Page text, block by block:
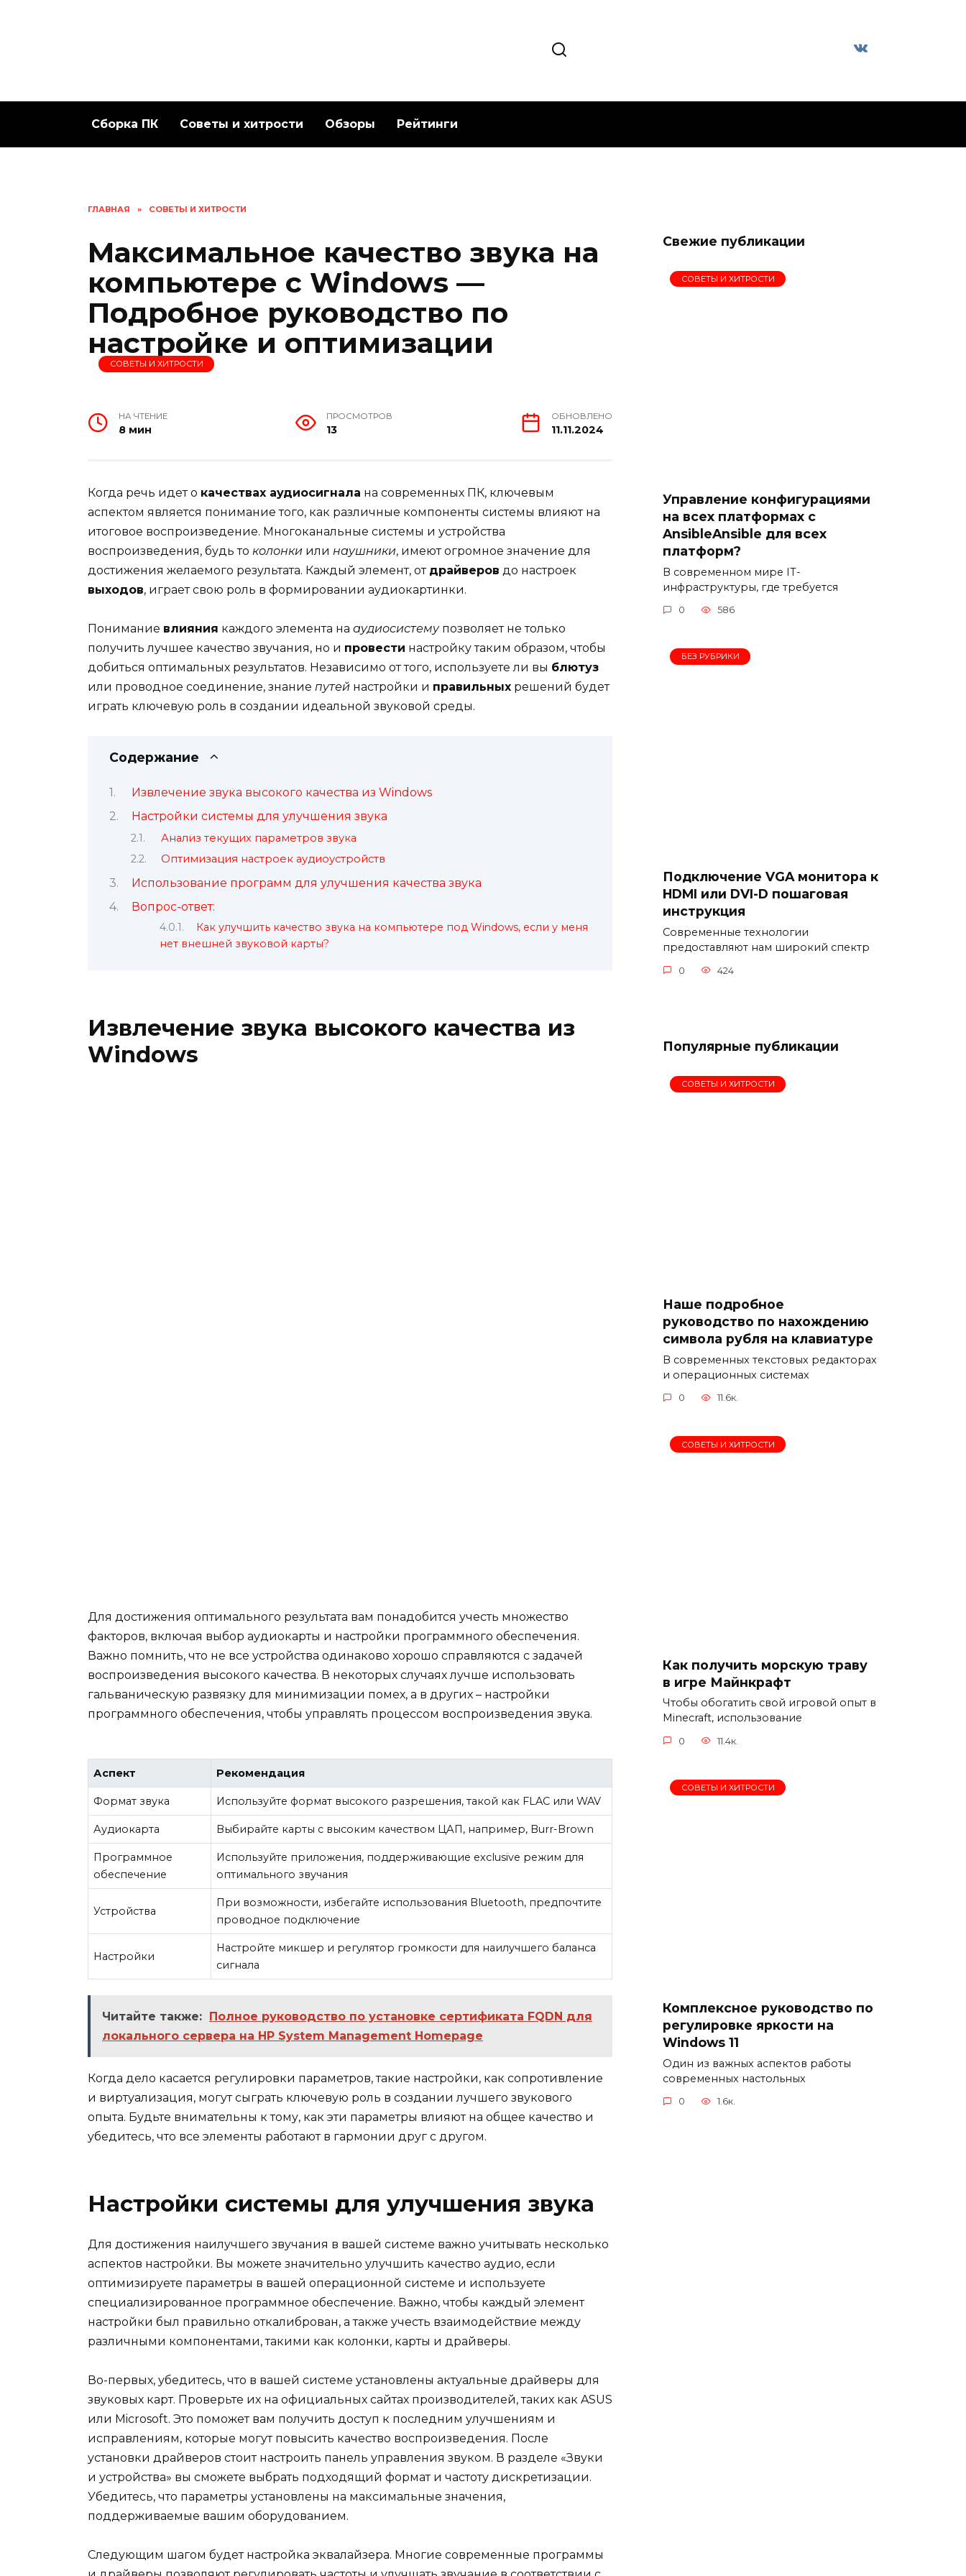
Сборка ПК Советы и хитрости Обзоры Рейтинги
ГЛАВНАЯ » СОВЕТЫ И ХИТРОСТИ
Максимальное качество звука на
компьютере с Windows —
Подробное руководство по
настройке и оптимизации
СОВЕТЫ И ХИТРОСТИ
НА ЧТЕНИЕ
8 мин
ПРОСМОТРОВ
13
ОБНОВЛЕНО
11.11.2024
Когда речь идет о качествах аудиосигнала на современных ПК, ключевым
аспектом является понимание того, как различные компоненты системы влияют на
итоговое воспроизведение. Многоканальные системы и устройства
воспроизведения, будь то колонки или наушники, имеют огромное значение для
достижения желаемого результата. Каждый элемент, от драйверов до настроек
выходов, играет свою роль в формировании аудиокартинки.
Понимание влияния каждого элемента на аудиосистемупозволяет не только
получить лучшее качество звучания, но и провести настройку таким образом, чтобы
добиться оптимальных результатов. Независимо от того, используете ли вы блютуз
или проводное соединение, знание путей настройки и правильных решений будет
играть ключевую роль в создании идеальной звуковой среды.
Содержание
Извлечение звука высокого качества из Windows
Настройки системы для улучшения звука
Анализ текущих параметров звука
Оптимизация настроек аудиоустройств
Использование программ для улучшения качества звука
Вопрос-ответ:
Как улучшить качество звука на компьютере под Windows, если у меня
нет внешней звуковой карты?
Извлечение звука высокого качества из
Windows
Для достижения оптимального результата вам понадобится учесть множество
факторов, включая выбор аудиокарты и настройки программного обеспечения.
Важно помнить, что не все устройства одинаково хорошо справляются с задачей
воспроизведения высокого качества. В некоторых случаях лучше использовать
гальваническую развязку для минимизации помех, а в других – настройки
программного обеспечения, чтобы управлять процессом воспроизведения звука.
Аспект Рекомендация
Формат звука Используйте формат высокого разрешения, такой как FLAC или WAV
Аудиокарта Выбирайте карты с высоким качеством ЦАП, например, Burr-Brown
Программное
обеспечение
Используйте приложения, поддерживающие exclusive режим для
оптимального звучания
Устройства
При возможности, избегайте использования Bluetooth, предпочтите
проводное подключение
Настройки
Настройте микшер и регулятор громкости для наилучшего баланса
сигнала
Читайте также: Полное руководство по установке сертификата FQDN для
локального сервера на HP System Management Homepage
Когда дело касается регулировки параметров, такие настройки, как сопротивление
и виртуализация, могут сыграть ключевую роль в создании лучшего звукового
опыта. Будьте внимательны к тому, как эти параметры влияют на общее качество и
убедитесь, что все элементы работают в гармонии друг с другом.
Настройки системы для улучшения звука
Для достижения наилучшего звучания в вашей системе важно учитывать несколько
аспектов настройки. Вы можете значительно улучшить качество аудио, если
оптимизируете параметры в вашей операционной системе и используете
специализированное программное обеспечение. Важно, чтобы каждый элемент
настройки был правильно откалиброван, а также учесть взаимодействие между
различными компонентами, такими как колонки, карты и драйверы.
Во-первых, убедитесь, что в вашей системе установлены актуальные драйверы для
звуковых карт. Проверьте их на официальных сайтах производителей, таких как ASUS
или Microsoft. Это поможет вам получить доступ к последним улучшениям и
исправлениям, которые могут повысить качество воспроизведения. После
установки драйверов стоит настроить панель управления звуком. В разделе «Звуки
и устройства» вы сможете выбрать подходящий формат и частоту дискретизации.
Убедитесь, что параметры установлены на максимальные значения,
поддерживаемые вашим оборудованием.
Следующим шагом будет настройка эквалайзера. Многие современные программы
Свежие публикации
СОВЕТЫ И ХИТРОСТИ
Управление конфигурациями
на всех платформах с
AnsibleAnsible для всех
платформ?
В современном мире IT-
инфраструктуры, где требуется
0 586
БЕЗ РУБРИКИ
Подключение VGA монитора к
HDMI или DVI-D пошаговая
инструкция
Современные технологии
предоставляют нам широкий спектр
0 424
Популярные публикации
СОВЕТЫ И ХИТРОСТИ
Наше подробное
руководство по нахождению
символа рубля на клавиатуре
В современных текстовых редакторах
и операционных системах
0 11.6к.
СОВЕТЫ И ХИТРОСТИ
Как получить морскую траву
в игре Майнкрафт
Чтобы обогатить свой игровой опыт в
Minecraft, использование
0 11.4к.
СОВЕТЫ И ХИТРОСТИ
Комплексное руководство по
регулировке яркости на
Windows 11
Один из важных аспектов работы
современных настольных
0 1.6к.